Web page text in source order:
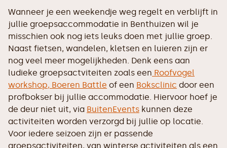
Wanneer je een weekendje weg regelt en verblijft in
jullie groepsaccommodatie in Benthuizen wil je
misschien ook nog iets leuks doen met jullie groep.
Naast fietsen, wandelen, kletsen en luieren zijn er
nog veel meer mogelijkheden. Denk eens aan
ludieke groepsactviteiten zoals een Roofvogel
workshop, Boeren Battle of een Boksclinic door een
profbokser bij jullie accommodatie. Hiervoor hoef je
de deur niet uit, via BuitenEvents kunnen deze
activiteiten worden verzorgd bij jullie op locatie.
Voor iedere seizoen zijn er passende
groepsactiviteiten, van winterse activiteiten als een